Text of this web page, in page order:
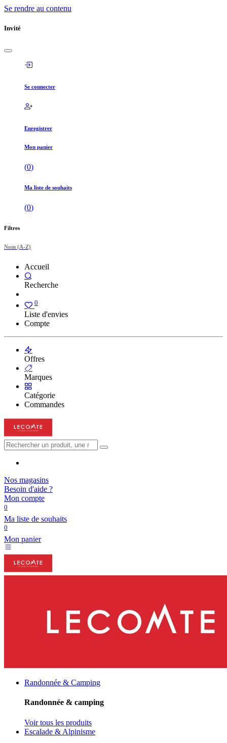
Se rendre au contenu
Invité
Se connecter
Enregistrer
Mon panier
(0)
Ma liste de souhaits
(0)
Filtres
Nom (A-Z)
Accueil
Recherche
0
Liste d'envies
Compte
Offres
Marques
Catégorie
Commandes
Nos magasins
Besoin d'aide ?
Mon compte
0
Ma liste de souhaits
0
Mon panier
Randonnée & Camping
Randonnée & camping
Voir tous les produits
Escalade & Alpinisme